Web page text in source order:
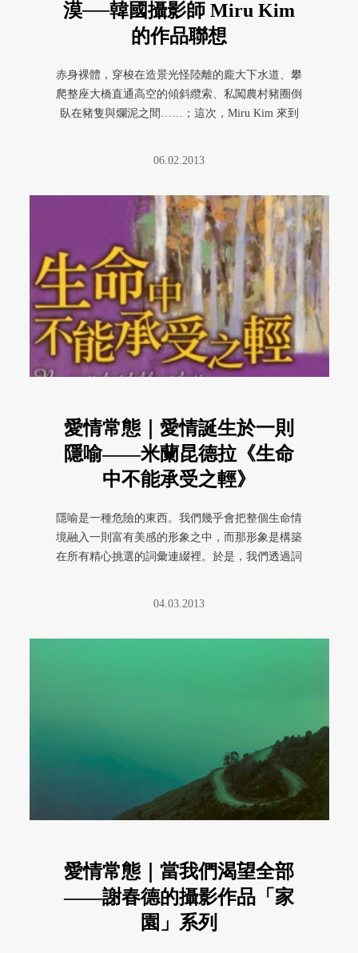
漠──韓國攝影師 Miru Kim
的作品聯想
赤身裸體，穿梭在造景光怪陸離的龐大下水道、攀
爬整座大橋直通高空的傾斜纜索、私闖農村豬圈倒
臥在豬隻與爛泥之間……；這次，Miru Kim 來到
06.02.2013
愛情常態｜愛情誕生於一則
隱喻——米蘭昆德拉《生命
中不能承受之輕》
隱喻是一種危險的東西。我們幾乎會把整個生命情
境融入一則富有美感的形象之中，而那形象是構築
在所有精心挑選的詞彙連綴裡。於是，我們透過詞
04.03.2013
愛情常態｜當我們渴望全部
——謝春德的攝影作品「家
園」系列